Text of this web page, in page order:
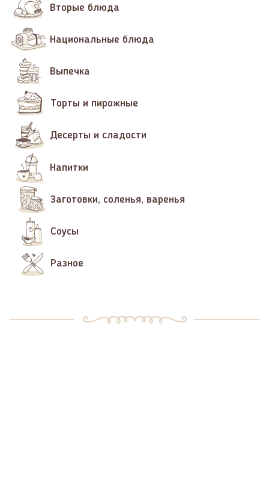
Вторые блюда
Национальные блюда
Выпечка
Торты и пирожные
Десерты и сладости
Напитки
Заготовки, соленья, варенья
Соусы
Разное